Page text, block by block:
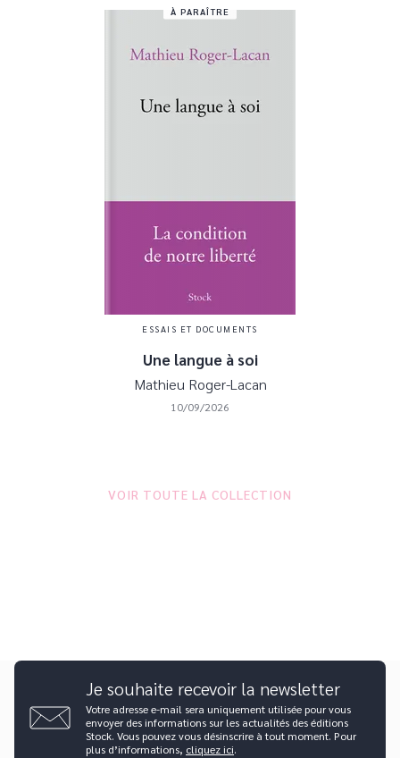
À PARAÎTRE
ESSAIS ET DOCUMENTS
Une langue à soi
Mathieu Roger-Lacan
10/09/2026
VOIR TOUTE LA COLLECTION
Je souhaite recevoir la newsletter
Votre adresse e-mail sera uniquement utilisée pour vous
envoyer des informations sur les actualités des éditions
Stock. Vous pouvez vous désinscrire à tout moment. Pour
plus d’informations, cliquez ici.